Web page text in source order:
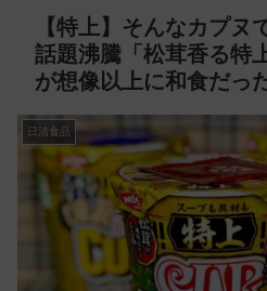
【特上】そんなカプヌ
話題沸騰「松茸香る特
が想像以上に和食だっ
日清食品